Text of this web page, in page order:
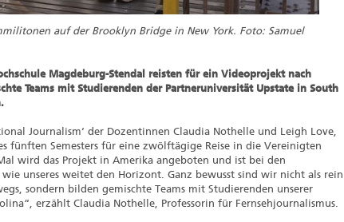
auf der Brooklyn Bridge in New York. Foto: Samuel
Magdeburg-Stendal reisten für ein Videoprojekt nach
Teams mit Studierenden der Partneruniversität Upstate in South
Journalism‘ der Dozentinnen Claudia Nothelle und Leigh Love,
fünften Semesters für eine zwölftägige Reise in die Vereinigten
wird das Projekt in Amerika angeboten und ist bei den
unseres weitet den Horizont. Ganz bewusst sind wir nicht als rein
sondern bilden gemischte Teams mit Studierenden unserer
erzählt Claudia Nothelle, Professorin für Fernsehjournalismus.